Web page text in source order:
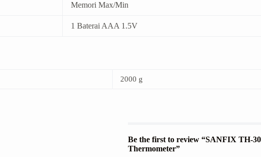
Memori Max/Min
1 Baterai AAA 1.5V
2000 g
Be the first to review “SANFIX TH-
Thermometer”